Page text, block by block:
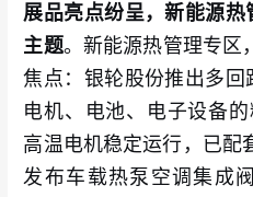
展品亮点纷呈，新能源
主题。新能源热管理专区
焦点：银轮股份推出多
电机、电池、电子设备
高温电机稳定运行，已配
发布车载热泵空调集成